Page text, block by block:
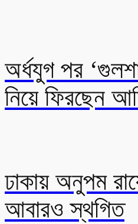
অর্ধযুগ পর
নিয়ে ফিরছেন
ঢাকায় অনুপম
আবারও স্থগিত